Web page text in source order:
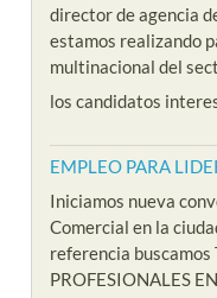
director de agencia
estamos realizando
multinacional del
los candidatos
EMPLEO PARA
Iniciamos nueva
Comercial en la
referencia buscamos
PROFESIONALES